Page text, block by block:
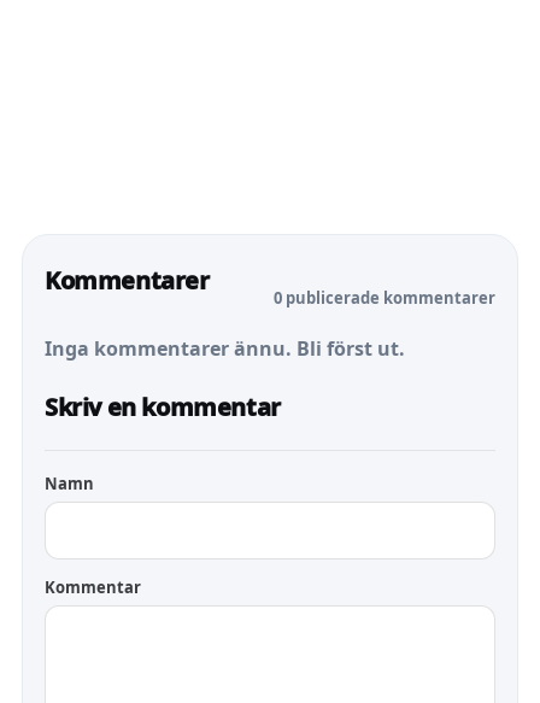
Kommentarer
0 publicerade kommentarer
Inga kommentarer ännu. Bli först ut.
Skriv en kommentar
Namn
Kommentar